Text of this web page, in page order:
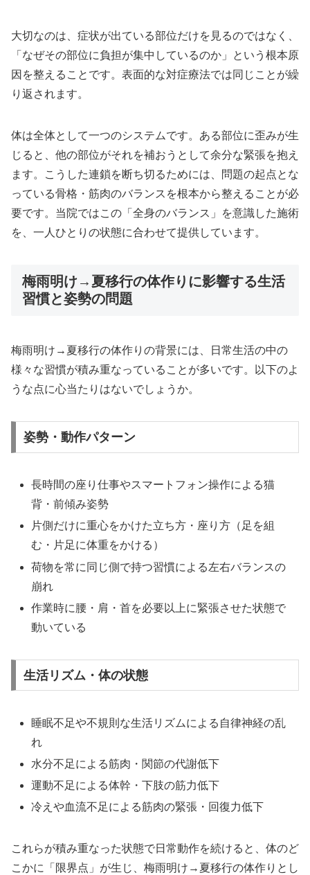
大切なのは、症状が出ている部位だけを見るのではなく、
「なぜその部位に負担が集中しているのか」という根本原
因を整えることです。表面的な対症療法では同じことが繰
り返されます。
体は全体として一つのシステムです。ある部位に歪みが生
じると、他の部位がそれを補おうとして余分な緊張を抱え
ます。こうした連鎖を断ち切るためには、問題の起点とな
っている骨格・筋肉のバランスを根本から整えることが必
要です。当院ではこの「全身のバランス」を意識した施術
を、一人ひとりの状態に合わせて提供しています。
梅雨明け→夏移行の体作りに影響する生活
習慣と姿勢の問題
梅雨明け→夏移行の体作りの背景には、日常生活の中の
様々な習慣が積み重なっていることが多いです。以下のよ
うな点に心当たりはないでしょうか。
姿勢・動作パターン
長時間の座り仕事やスマートフォン操作による猫
背・前傾み姿勢
片側だけに重心をかけた立ち方・座り方（足を組
む・片足に体重をかける）
荷物を常に同じ側で持つ習慣による左右バランスの
崩れ
作業時に腰・肩・首を必要以上に緊張させた状態で
動いている
生活リズム・体の状態
睡眠不足や不規則な生活リズムによる自律神経の乱
れ
水分不足による筋肉・関節の代謝低下
運動不足による体幹・下肢の筋力低下
冷えや血流不足による筋肉の緊張・回復力低下
これらが積み重なった状態で日常動作を続けると、体のど
こかに「限界点」が生じ、梅雨明け→夏移行の体作りとし